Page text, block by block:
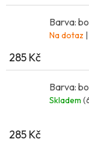
Barva:
Na dotaz
285 Kč
Barva:
Skladem
285 Kč